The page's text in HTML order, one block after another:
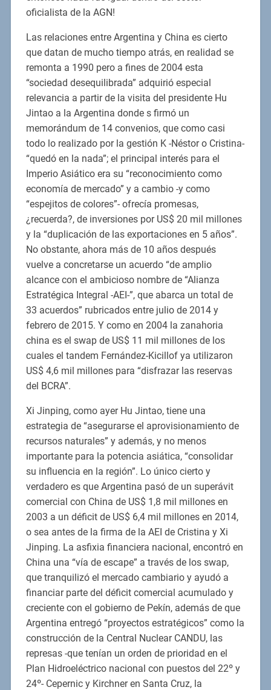
oficialista de la AGN!
Las relaciones entre Argentina y China es cierto
que datan de mucho tiempo atrás, en realidad se
remonta a 1990 pero a fines de 2004 esta
“sociedad desequilibrada” adquirió especial
relevancia a partir de la visita del presidente Hu
Jintao a la Argentina donde s firmó un
memorándum de 14 convenios, que como casi
todo lo realizado por la gestión K -Néstor o Cristina-
“quedó en la nada”; el principal interés para el
Imperio Asiático era su “reconocimiento como
economía de mercado” y a cambio -y como
“espejitos de colores”- ofrecía promesas,
¿recuerda?, de inversiones por US$ 20 mil millones
y la “duplicación de las exportaciones en 5 años”.
No obstante, ahora más de 10 años después
vuelve a concretarse un acuerdo “de amplio
alcance con el ambicioso nombre de “Alianza
Estratégica Integral -AEI-”, que abarca un total de
33 acuerdos” rubricados entre julio de 2014 y
febrero de 2015. Y como en 2004 la zanahoria
china es el swap de US$ 11 mil millones de los
cuales el tandem Fernández-Kicillof ya utilizaron
US$ 4,6 mil millones para “disfrazar las reservas
del BCRA”.
Xi Jinping, como ayer Hu Jintao, tiene una
estrategia de “asegurarse el aprovisionamiento de
recursos naturales” y además, y no menos
importante para la potencia asiática, “consolidar
su influencia en la región”. Lo único cierto y
verdadero es que Argentina pasó de un superávit
comercial con China de US$ 1,8 mil millones en
2003 a un déficit de US$ 6,4 mil millones en 2014,
o sea antes de la firma de la AEI de Cristina y Xi
Jinping. La asfixia financiera nacional, encontró en
China una “vía de escape” a través de los swap,
que tranquilizó el mercado cambiario y ayudó a
financiar parte del déficit comercial acumulado y
creciente con el gobierno de Pekín, además de que
Argentina entregó “proyectos estratégicos” como la
construcción de la Central Nuclear CANDU, las
represas -que tenían un orden de prioridad en el
Plan Hidroeléctrico nacional con puestos del 22º y
24º- Cepernic y Kirchner en Santa Cruz, la